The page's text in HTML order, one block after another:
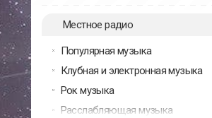
Местное радио
Популярная музыка
Клубная и электронная музыка
Рок музыка
Расслабляющая музыка